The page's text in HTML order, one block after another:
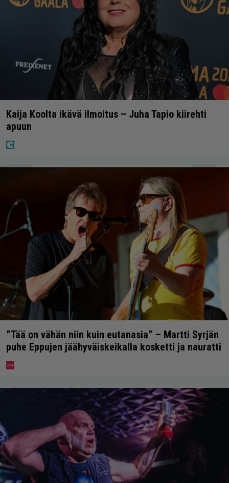
Kaija Koolta ikävä ilmoitus – Juha Tapio kiirehti
apuun
”Tää on vähän niin kuin eutanasia” – Martti Syrjän
puhe Eppujen jäähyväiskeikalla kosketti ja nauratti